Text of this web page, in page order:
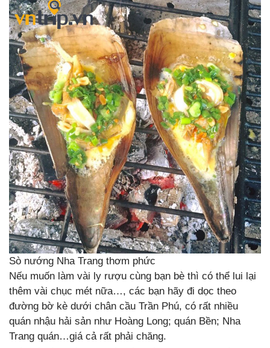
Sò nướng Nha Trang thơm phức
Nếu muốn làm vài ly rượu cùng bạn bè thì có thể lui lại
thêm vài chục mét nữa…, các bạn hãy đi dọc theo
đường bờ kè dưới chân cầu Trần Phú, có rất nhiều
quán nhậu hải sản như Hoàng Long; quán Bền; Nha
Trang quán…giá cả rất phải chăng.